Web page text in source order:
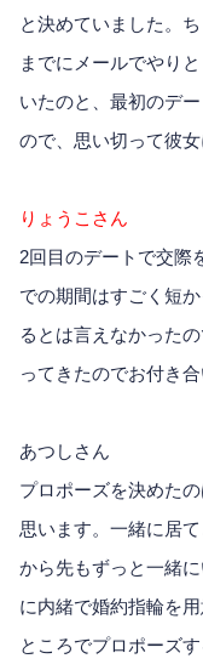
と決めていました。
までにメールでやり
いたのと、最初のデ
ので、思い切って彼
りょうこさん
2回目のデートで交際
での期間はすごく短
るとは言えなかった
ってきたのでお付き
あつしさん
プロポーズを決めた
思います。一緒に居
から先もずっと一緒
に内緒で婚約指輪を
ところでプロポーズ